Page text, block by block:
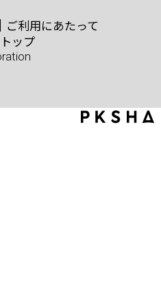
ご利用にあたって
ップ